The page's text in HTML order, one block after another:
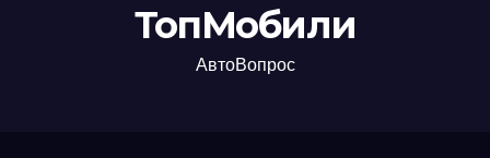
ТопМобили
АвтоВопрос